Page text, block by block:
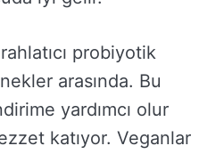
probiyotik
arasında. Bu
yardımcı olur
katıyor. Veganlar